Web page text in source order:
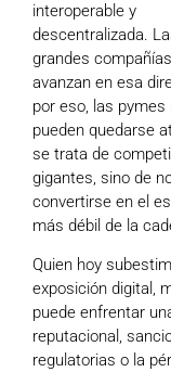
interoperable y
descentralizada.
grandes
avanzan en esa
por eso, las pymes
pueden quedarse
se trata de
gigantes, sino de
convertirse en el
más débil de la
Quien hoy
exposición digital,
puede enfrentar
reputacional,
regulatorias o la